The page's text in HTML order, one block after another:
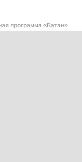
программа «Ватан»